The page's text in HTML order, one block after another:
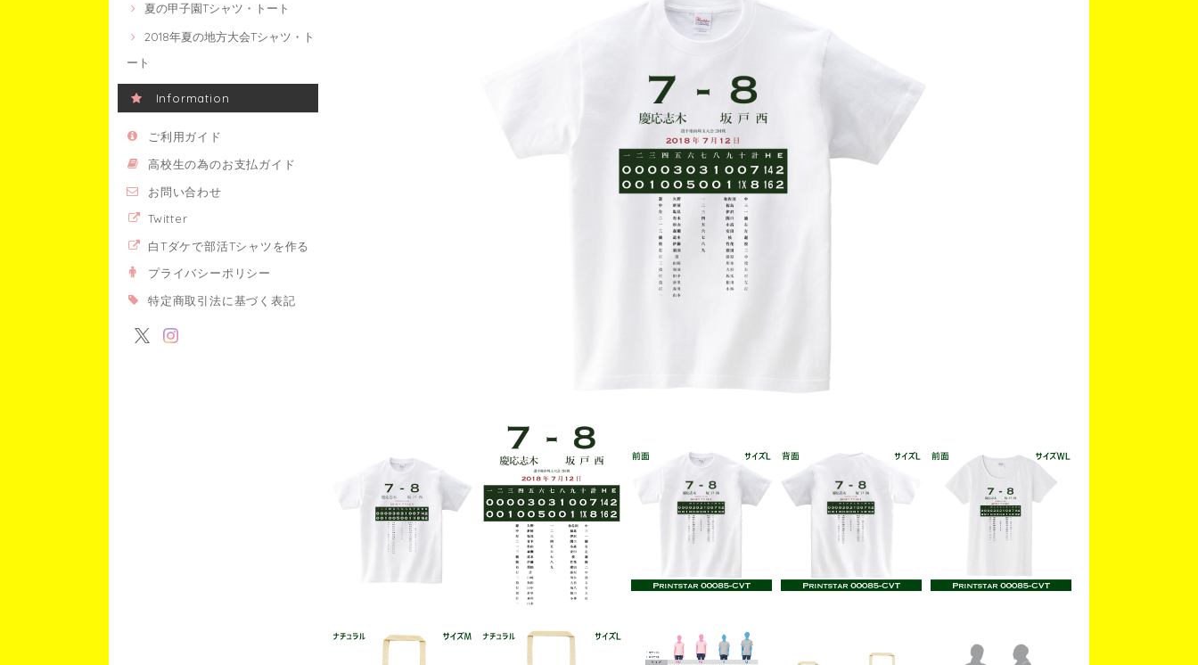
夏の甲子園Tシャツ・トート
2018年夏の地方大会Tシャツ・ト
ート
Information
ご利用ガイド
高校生の為のお支払ガイド
お問い合わせ
Twitter
白Tダケで部活Tシャツを作る
プライバシーポリシー
特定商取引法に基づく表記